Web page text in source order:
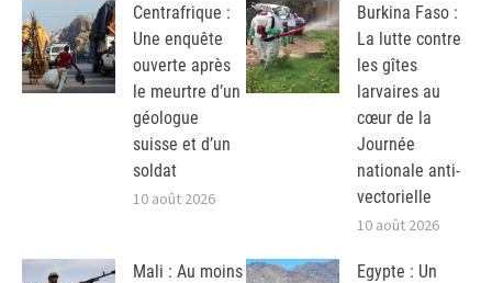
Centrafrique :
Une enquête
ouverte après
le meurtre d’un
géologue
suisse et d’un
soldat
10 août 2026
Burkina Faso :
La lutte contre
les gîtes
larvaires au
cœur de la
Journée
nationale anti-
vectorielle
10 août 2026
Mali : Au moins
Egypte : Un